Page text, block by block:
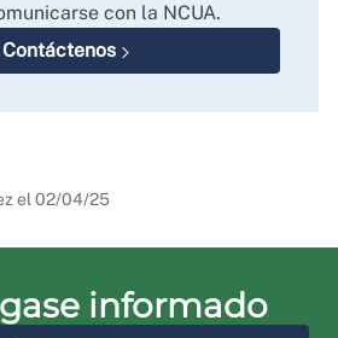
con la NCUA.
Contáctenos
el 02/04/25
informado